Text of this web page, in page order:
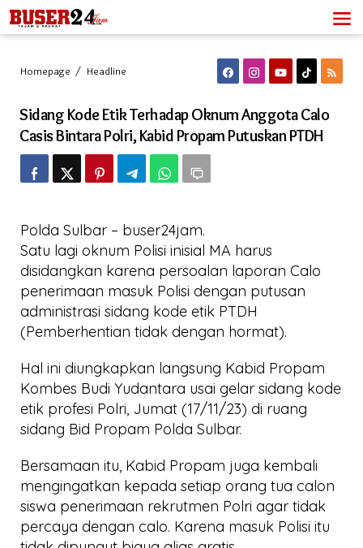
Lewati
ke
konten
Homepage / Headline
Terhadap
Oknum
Anggota
Calo
Casis
Bintara
Propam
Putuskan
PTDH
Sidang Kode Etik Terhadap Oknum Anggota Calo
Casis Bintara Polri, Kabid Propam Putuskan PTDH
Polda Sulbar – buser24jam.
Satu lagi oknum Polisi inisial MA harus
disidangkan karena persoalan laporan Calo
penerimaan masuk Polisi dengan putusan
administrasi sidang kode etik PTDH
(Pemberhentian tidak dengan hormat).
Hal ini diungkapkan langsung Kabid Propam
Kombes Budi Yudantara usai gelar sidang kode
etik profesi Polri, Jumat (17/11/23) di ruang
sidang Bid Propam Polda Sulbar.
Bersamaan itu, Kabid Propam juga kembali
mengingatkan kepada setiap orang tua calon
siswa penerimaan rekrutmen Polri agar tidak
percaya dengan calo. Karena masuk Polisi itu